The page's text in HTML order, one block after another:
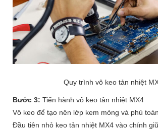
Quy trình vô keo tản nhiệt
Bước 3: Tiến hành vô keo tản nhiệt MX4
Vô keo để tạo nên lớp kem mỏng và phủ
Đầu tiên nhỏ keo tản nhiệt MX4 vào chính